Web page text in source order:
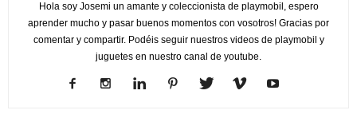
Hola soy Josemi un amante y coleccionista de playmobil, espero
aprender mucho y pasar buenos momentos con vosotros! Gracias por
comentar y compartir. Podéis seguir nuestros videos de playmobil y
juguetes en nuestro canal de youtube.